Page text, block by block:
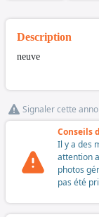
Description
neuve
Signaler cette
Conseils
Il y a des
attention
photos
pas été